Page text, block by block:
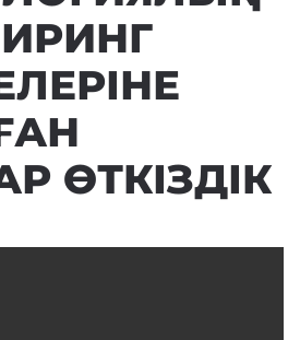
ӨТКІЗДІК